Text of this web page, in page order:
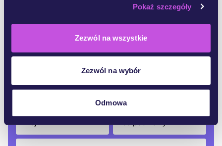
Pokaż szczegóły
Zezwól na wszystkie
Zezwól na wybór
Odmowa
z 175,000 podpisów
Nazwisko
Kraj* Kod pocztowy